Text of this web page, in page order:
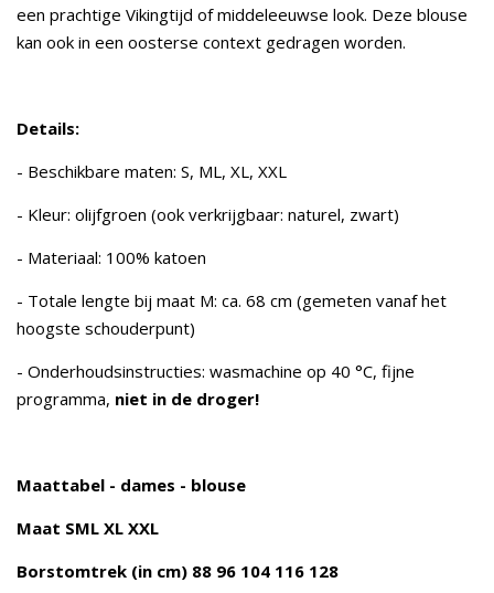
een prachtige Vikingtijd of middeleeuwse look. Deze blouse
kan ook in een oosterse context gedragen worden.
Details:
- Beschikbare maten: S, ML, XL, XXL
- Kleur: olijfgroen (ook verkrijgbaar: naturel, zwart)
- Materiaal: 100% katoen
- Totale lengte bij maat M: ca. 68 cm (gemeten vanaf het
hoogste schouderpunt)
- Onderhoudsinstructies: wasmachine op 40 °C, fijne
programma, niet in de droger!
Maattabel - dames - blouse
Maat SML XL XXL
Borstomtrek (in cm) 88 96 104 116 128